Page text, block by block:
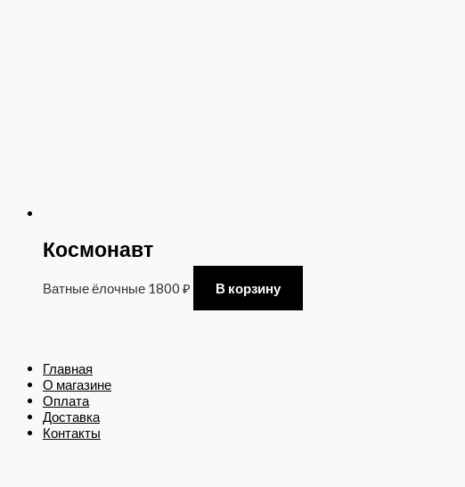
Космонавт
Ватные ёлочные 1800 ₽ В корзину
Главная
О магазине
Оплата
Доставка
Контакты